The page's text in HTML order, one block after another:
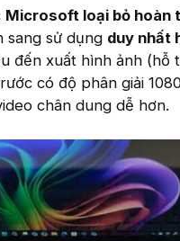
Microsoft loại bỏ hoàn
sang sử dụng duy nhất
đến xuất hình ảnh (hỗ
có độ phân giải
chân dung dễ hơn.